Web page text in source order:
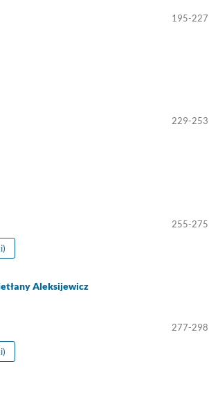
195-227
229-253
255-275
Aleksijewicz
277-298